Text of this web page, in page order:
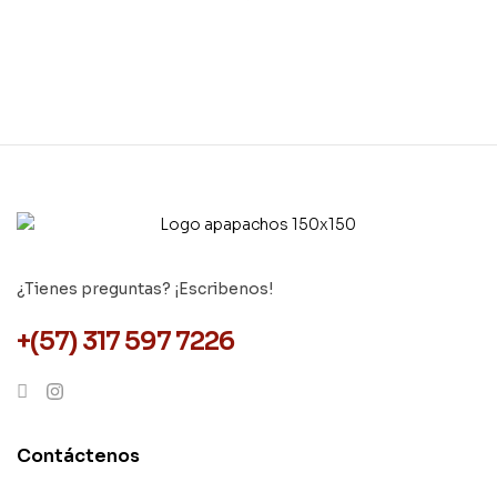
¿Tienes preguntas? ¡Escribenos!
+(57) 317 597 7226
Contáctenos